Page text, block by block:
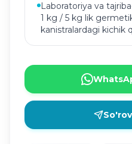
Laboratoriya va
1 kg / 5 kg lik
kanistralardagi kichik